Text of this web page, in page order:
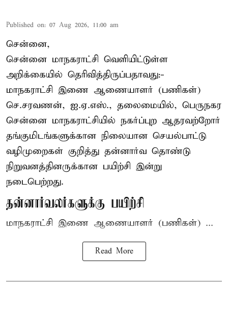
Published on: 07 Aug 2026, 11:00 am
சென்னை,
சென்னை மாநகராட்சி வெளியிட்டுள்ள
அறிக்கையில் தெரிவித்திருப்பதாவது:-
மாநகராட்சி இணை ஆணையாளர் (பணிகள்)
செ.சரவணன், ஐ.ஏ.எஸ்., தலைமையில், பெருநகர
சென்னை மாநகராட்சியில் நகர்ப்புற ஆதரவற்றோர்
தங்குமிடங்களுக்கான நிலையான செயல்பாட்டு
வழிமுறைகள் குறித்து தன்னார்வ தொண்டு
நிறுவனத்தினருக்கான பயிற்சி இன்று
நடைபெற்றது.
தன்னார்வலர்களுக்கு பயிற்சி
மாநகராட்சி இணை ஆணையாளர் (பணிகள்) ...
Read More